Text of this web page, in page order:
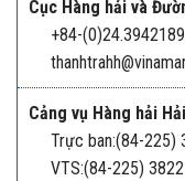
Cục Hàng hải và
+84-
Cảng vụ Hàng hải
Trực ban:(84-225)
VTS:(84-225)